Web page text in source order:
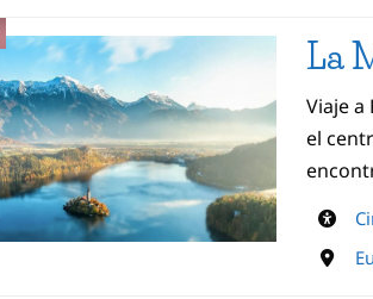
La
Viaje a
el